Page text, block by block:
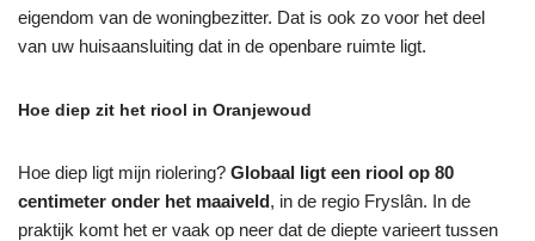
eigendom van de woningbezitter. Dat is ook zo voor het deel
van uw huisaansluiting dat in de openbare ruimte ligt.
Hoe diep zit het riool in Oranjewoud
Hoe diep ligt mijn riolering? Globaal ligt een riool op 80
centimeter onder het maaiveld, in de regio Fryslân. In de
praktijk komt het er vaak op neer dat de diepte varieert tussen